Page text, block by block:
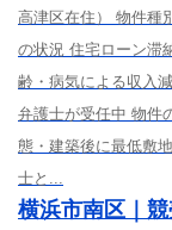
高津区在住） 物件種
の状況 住宅ローン滞
齢・病気による収入
弁護士が受任中 物件
態・建築後に最低敷
士と...
横浜市南区｜